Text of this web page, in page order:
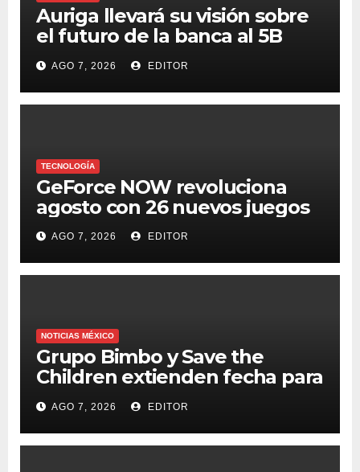
Auriga llevará su visión sobre
el futuro de la banca al 5B
Digital Summit 2026
AGO 7, 2026 EDITOR
TECNOLOGÍA
GeForce NOW revoluciona
agosto con 26 nuevos juegos
AGO 7, 2026 EDITOR
NOTICIAS MÉXICO
Grupo Bimbo y Save the
Children extienden fecha para
apoyar a damnificados de
Venezuela
AGO 7, 2026 EDITOR